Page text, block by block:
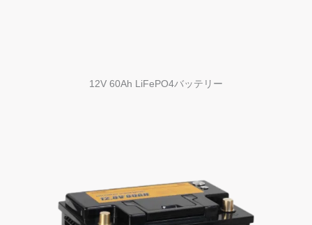
12V 60Ah LiFePO4バッテリー